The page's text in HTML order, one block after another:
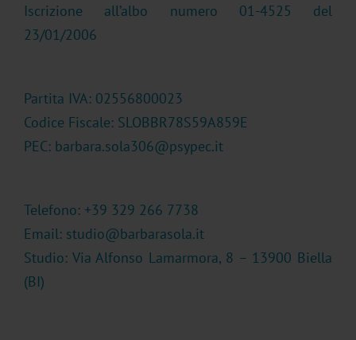
Iscrizione all’albo numero 01-4525 del
23/01/2006
Partita IVA: 02556800023
Codice Fiscale: SLOBBR78S59A859E
PEC: barbara.sola306@psypec.it
Telefono: +39 329 266 7738
Email: studio@barbarasola.it
Studio: Via Alfonso Lamarmora, 8 – 13900 Biella
(BI)